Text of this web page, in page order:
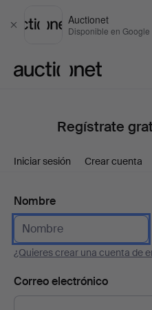
Cerrar
Auctionet
Disponible en Google
Regístrate
Iniciar sesión Crear cuenta
Nombre
¿Quieres crear una cuenta de
Correo electrónico